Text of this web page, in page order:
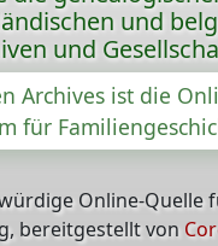
und
und
Archives ist die
für
Online-Quelle
bereitgestellt von